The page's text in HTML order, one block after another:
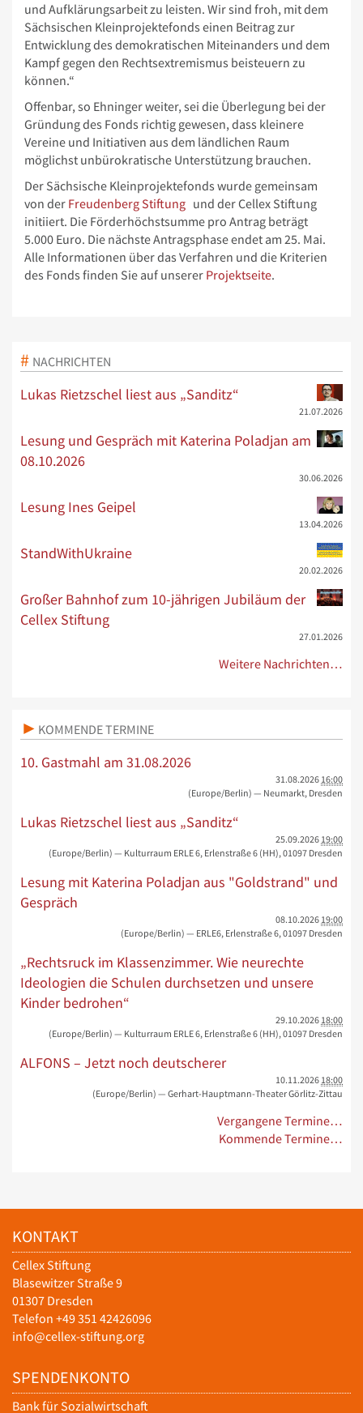
und Aufklärungsarbeit zu leisten. Wir sind froh, mit dem
Sächsischen Kleinprojektefonds einen Beitrag zur
Entwicklung des demokratischen Miteinanders und dem
Kampf gegen den Rechtsextremismus beisteuern zu
können.“
Offenbar, so Ehninger weiter, sei die Überlegung bei der
Gründung des Fonds richtig gewesen, dass kleinere
Vereine und Initiativen aus dem ländlichen Raum
möglichst unbürokratische Unterstützung brauchen.
Der Sächsische Kleinprojektefonds wurde gemeinsam
von der Freudenberg Stiftung und der Cellex Stiftung
initiiert. Die Förderhöchstsumme pro Antrag beträgt
5.000 Euro. Die nächste Antragsphase endet am 25. Mai.
Alle Informationen über das Verfahren und die Kriterien
des Fonds finden Sie auf unserer Projektseite.
NACHRICHTEN
Lukas Rietzschel liest aus „Sanditz“
21.07.2026
Lesung und Gespräch mit Katerina Poladjan am
08.10.2026
30.06.2026
Lesung Ines Geipel
13.04.2026
StandWithUkraine
20.02.2026
Großer Bahnhof zum 10-jährigen Jubiläum der
Cellex Stiftung
27.01.2026
Weitere Nachrichten…
KOMMENDE TERMINE
10. Gastmahl am 31.08.2026
31.08.2026 16:00
(Europe/Berlin) — Neumarkt, Dresden
Lukas Rietzschel liest aus „Sanditz“
25.09.2026 19:00
(Europe/Berlin) — Kulturraum ERLE 6, Erlenstraße 6 (HH), 01097 Dresden
Lesung mit Katerina Poladjan aus "Goldstrand" und
Gespräch
08.10.2026 19:00
(Europe/Berlin) — ERLE6, Erlenstraße 6, 01097 Dresden
„Rechtsruck im Klassenzimmer. Wie neurechte
Ideologien die Schulen durchsetzen und unsere
Kinder bedrohen“
29.10.2026 18:00
(Europe/Berlin) — Kulturraum ERLE 6, Erlenstraße 6 (HH), 01097 Dresden
ALFONS – Jetzt noch deutscherer
10.11.2026 18:00
(Europe/Berlin) — Gerhart-Hauptmann-Theater Görlitz-Zittau
Vergangene Termine…
Kommende Termine…
KONTAKT
Cellex Stiftung
Blasewitzer Straße 9
01307 Dresden
Telefon +49 351 42426096
info@cellex-stiftung.org
SPENDENKONTO
Bank für Sozialwirtschaft